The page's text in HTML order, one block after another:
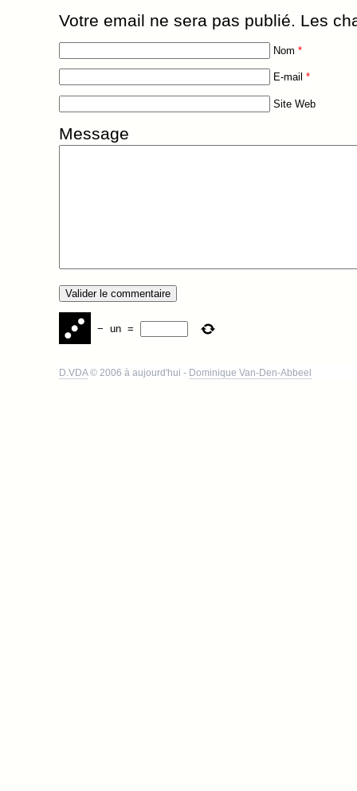
Votre email ne sera pas publié. Les
Nom *
E-mail *
Site Web
Message
− un =
D.VDA© 2006 à aujourd'hui - Dominique Van-Den-Abbeel